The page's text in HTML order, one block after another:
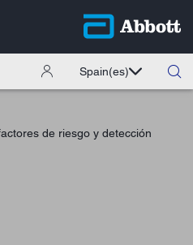
Spain(es)
de riesgo y detección